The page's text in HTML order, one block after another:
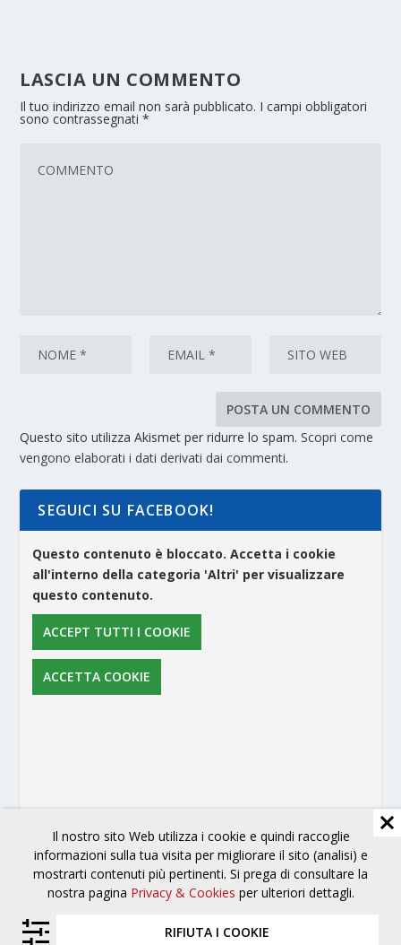
LASCIA UN COMMENTO
Il tuo indirizzo email non sarà pubblicato. I campi obbligatori
sono contrassegnati*
Questo sito utilizza Akismet per ridurre lo spam.Scopri come
vengono elaborati i dati derivati dai commenti.
SEGUICI SU FACEBOOK!
Questo contenuto è bloccato. Accetta i cookie
all'interno della categoria 'Altri' per visualizzare
questo contenuto.
ACCEPT TUTTI I COOKIE
ACCETTA COOKIE
Il nostro sito Web utilizza i cookie e quindi raccoglie
informazioni sulla tua visita per migliorare il sito (analisi) e
mostrarti contenuti più pertinenti. Si prega di consultare la
nostra pagina Privacy & Cookies per ulteriori dettagli.
RIFIUTA I COOKIE